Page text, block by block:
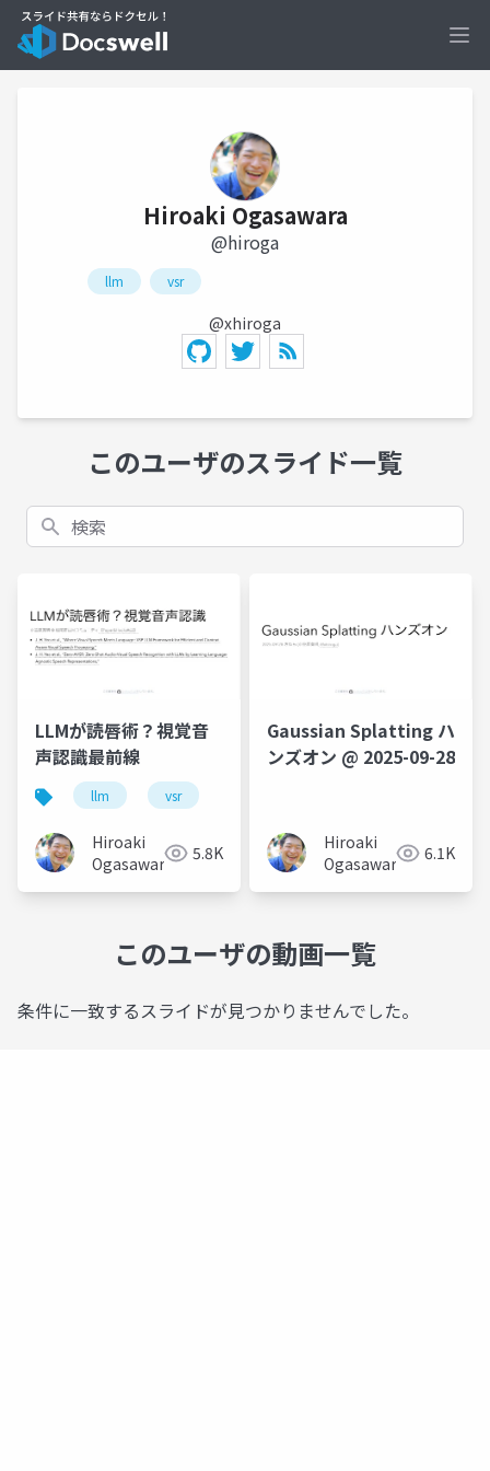
Hiroaki Ogasawara
@hiroga
llm vsr
@xhiroga
このユーザのスライド一覧
検索
LLMが読唇術？視覚音
声認識最前線
llm vsr
Hiroaki
Ogasawara
5.8K
Gaussian Splatting ハ
ンズオン @ 2025-09-28
Hiroaki
Ogasawara
6.1K
このユーザの動画一覧
条件に一致するスライドが見つかりませんでした。